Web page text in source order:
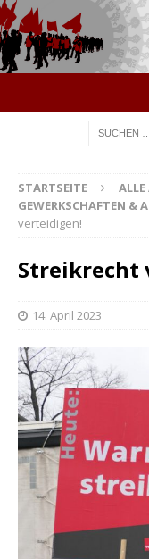
STARTSEITE ALLE
GEWERKSCHAFTEN &
verteidigen!
Streikrecht
14. April 2023